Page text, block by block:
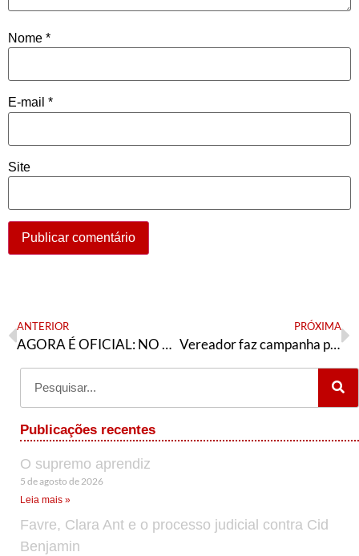
Nome *
E-mail *
Site
ANTERIOR
AGORA É OFICIAL: NO DIA 2 DE OUTUBRO, É LULA OU A BARBÁRIE
PRÓXIMA
Vereador faz campanha para Cláudio Castro e militância pede sua expulsão
Publicações recentes
O supremo aprendiz
5 de agosto de 2026
Leia mais »
Favre, Clara Ant e o processo judicial contra Cid
Benjamin